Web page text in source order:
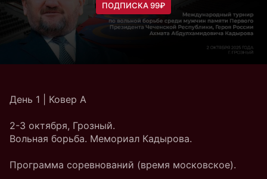
ПОДПИСКА 99₽
День 1 | Ковер A
2-3 октября, Грозный.
Вольная борьба. Мемориал Кадырова.
Программа соревнований (время московское).